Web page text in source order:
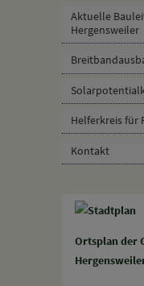
Aktuelle
Hergensweiler
Helferkreis für
Kontakt
Ortsplan der